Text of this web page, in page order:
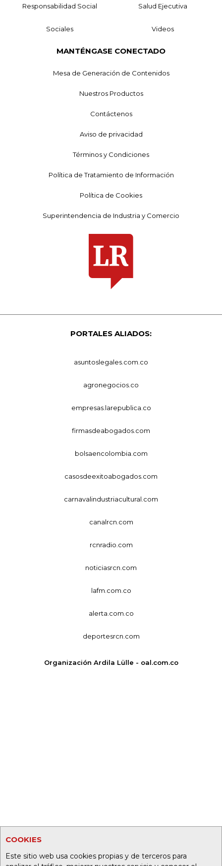
COOKIES
Este sitio web usa cookies propias y de terceros para
Responsabilidad Social Salud Ejecutiva
Sociales Videos
MANTÉNGASE CONECTADO
Mesa de Generación de Contenidos
Nuestros Productos
Contáctenos
Aviso de privacidad
Términos y Condiciones
Política de Tratamiento de Información
Política de Cookies
Superintendencia de Industria y Comercio
PORTALES ALIADOS:
asuntoslegales.com.co
agronegocios.co
empresas.larepublica.co
firmasdeabogados.com
bolsaencolombia.com
casosdeexitoabogados.com
carnavalindustriacultural.com
canalrcn.com
rcnradio.com
noticiasrcn.com
lafm.com.co
alerta.com.co
deportesrcn.com
Organización Ardila Lülle - oal.com.co